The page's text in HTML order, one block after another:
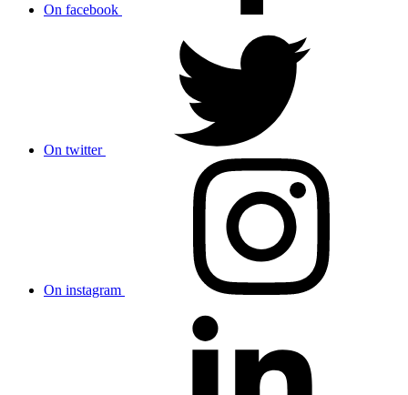
On facebook
On twitter
On instagram